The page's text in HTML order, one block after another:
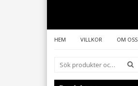
HEM VILLKOR OM OSS